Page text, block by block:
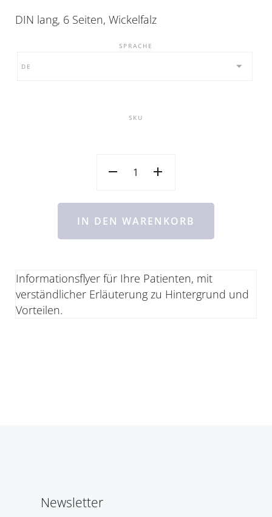
DIN lang, 6 Seiten, Wickelfalz
SPRACHE
SKU
IN DEN WARENKORB
Informationsflyer für Ihre Patienten, mit
verständlicher Erläuterung zu Hintergrund und
Vorteilen.
Newsletter